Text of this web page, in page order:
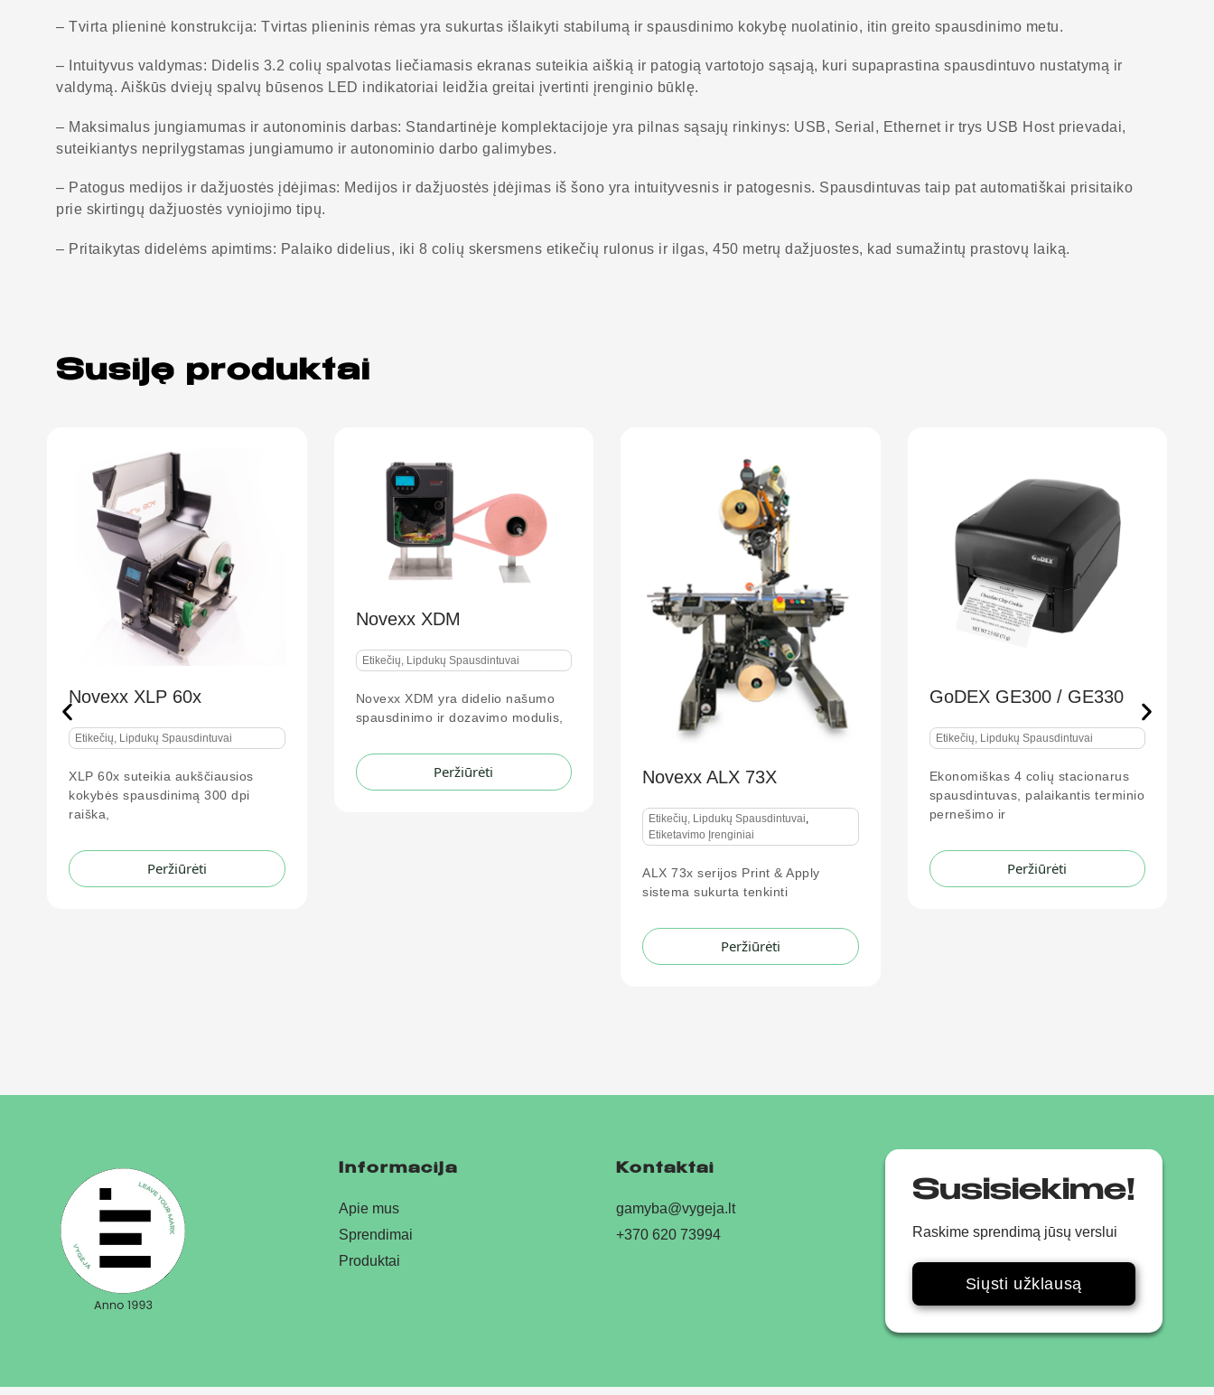
– Tvirta plieninė konstrukcija: Tvirtas plieninis rėmas yra sukurtas išlaikyti stabilumą ir spausdinimo kokybę nuolatinio, itin greito spausdinimo metu.
– Intuityvus valdymas: Didelis 3.2 colių spalvotas liečiamasis ekranas suteikia aiškią ir patogią vartotojo sąsają, kuri supaprastina spausdintuvo nustatymą ir
valdymą. Aiškūs dviejų spalvų būsenos LED indikatoriai leidžia greitai įvertinti įrenginio būklę.
– Maksimalus jungiamumas ir autonominis darbas: Standartinėje komplektacijoje yra pilnas sąsajų rinkinys: USB, Serial, Ethernet ir trys USB Host prievadai,
suteikiantys neprilygstamas jungiamumo ir autonominio darbo galimybes.
– Patogus medijos ir dažjuostės įdėjimas: Medijos ir dažjuostės įdėjimas iš šono yra intuityvesnis ir patogesnis. Spausdintuvas taip pat automatiškai prisitaiko
prie skirtingų dažjuostės vyniojimo tipų.
– Pritaikytas didelėms apimtims: Palaiko didelius, iki 8 colių skersmens etikečių rulonus ir ilgas, 450 metrų dažjuostes, kad sumažintų prastovų laiką.
Susiję produktai
Novexx XDM
Etikečių, Lipdukų Spausdintuvai
Novexx XDM yra didelio našumo
Peržiūrėti Novexx ALX 73X
GoDEX GE300 / GE330
Etikečių, Lipdukų Spausdintuvai
Ekonomiškas 4 colių stacionarus
pernešimo ir
Peržiūrėti
GoDEX DT200L+ /
Itin kompaktiška 2 colių tiesioginio
terminio spausdinimo serija,
Informacija
Apie mus
Sprendimai
Produktai
Kontaktai
gamyba@vygeja.lt
+370 620 73994
Susisiekime!
Raskime sprendimą jūsų verslui
Siųsti užklausą